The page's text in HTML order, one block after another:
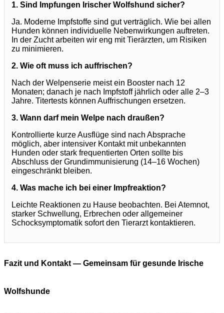
1. Sind Impfungen Irischer Wolfshund sicher?
Ja. Moderne Impfstoffe sind gut verträglich. Wie bei allen
Hunden können individuelle Nebenwirkungen auftreten.
In der Zucht arbeiten wir eng mit Tierärzten, um Risiken
zu minimieren.
2. Wie oft muss ich auffrischen?
Nach der Welpenserie meist ein Booster nach 12
Monaten; danach je nach Impfstoff jährlich oder alle 2–3
Jahre. Titertests können Auffrischungen ersetzen.
3. Wann darf mein Welpe nach draußen?
Kontrollierte kurze Ausflüge sind nach Absprache
möglich, aber intensiver Kontakt mit unbekannten
Hunden oder stark frequentierten Orten sollte bis
Abschluss der Grundimmunisierung (14–16 Wochen)
eingeschränkt bleiben.
4. Was mache ich bei einer Impfreaktion?
Leichte Reaktionen zu Hause beobachten. Bei Atemnot,
starker Schwellung, Erbrechen oder allgemeiner
Schocksymptomatik sofort den Tierarzt kontaktieren.
Fazit und Kontakt — Gemeinsam für gesunde Irische
Wolfshunde